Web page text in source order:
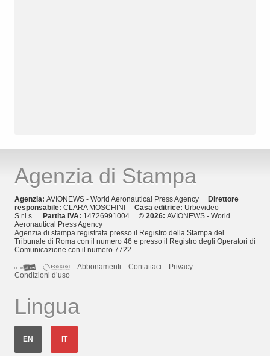
Agenzia di Stampa
Agenzia: AVIONEWS - World Aeronautical Press Agency
Direttore
responsabile: CLARA MOSCHINI Casa editrice: Urbevideo
S.r.l.s.
Partita IVA: 14726991004 © 2026: AVIONEWS - World
Aeronautical Press Agency
Agenzia di stampa registrata presso il Registro della Stampa del
Tribunale di Roma con il numero 46 e presso il Registro degli Operatori di
Comunicazione con il numero 7722
Abbonamenti
Contattaci
Privacy
Condizioni d’uso
Lingua
EN IT